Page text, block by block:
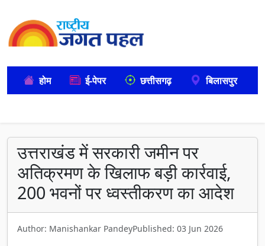
होम ई-पेपर छत्तीसगढ़ बिलासपुर
उत्तराखंड में सरकारी जमीन पर
अतिक्रमण के खिलाफ बड़ी कार्रवाई,
200 भवनों पर ध्वस्तीकरण का आदेश
Author: Manishankar PandeyPublished: 03 Jun 2026